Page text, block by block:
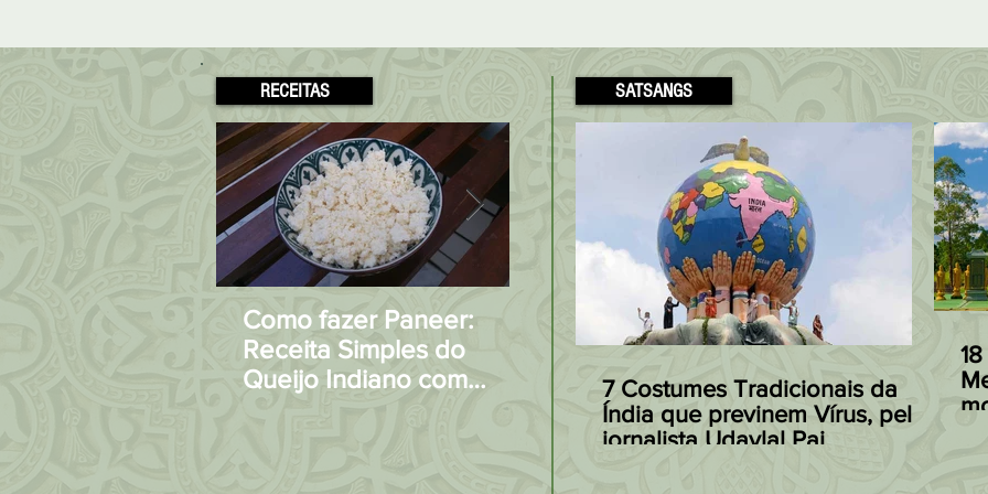
RECEITAS
Como fazer Paneer:
Receita Simples do
Queijo Indiano com
Modakas: o Doce
preferido de Ganesha à
base de Arroz, Coco e
Açúcar Mascavo
Receita
Patta Gobi,
Arroz com
à Indiana
SATSANGS
7 Costumes Tradicionais da
Índia que previnem Vírus, pelo
jornalista Udaylal Pai